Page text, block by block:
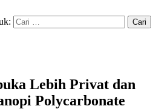
Lebih Privat dan
Polycarbonate